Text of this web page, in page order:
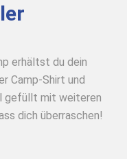
erhältst du dein
Camp-Shirt und
gefüllt mit weiteren
dich überraschen!